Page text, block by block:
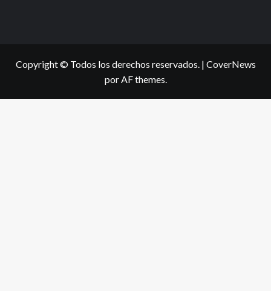
Copyright © Todos los derechos reservados. | CoverNews
por AF themes.